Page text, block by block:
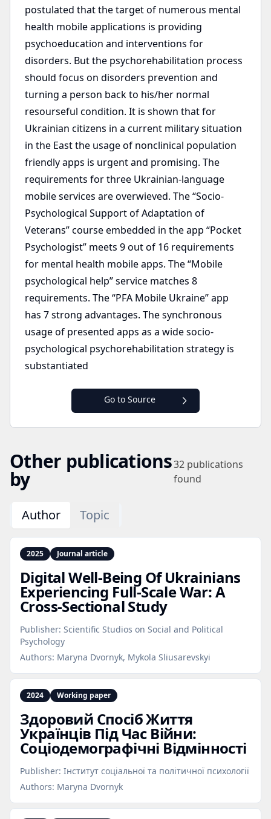
postulated that the target of numerous mental
health mobile applications is providing
psychoeducation and interventions for
disorders. But the psychorehabilitation process
should focus on disorders prevention and
turning a person back to his/her normal
resourseful condition. It is shown that for
Ukrainian citizens in a current military situation
in the East the usage of nonclinical population
friendly apps is urgent and promising. The
requirements for three Ukrainian-language
mobile services are overwieved. The “Socio-
Psychological Support of Adaptation of
Veterans” course embedded in the app “Pocket
Psychologist” meets 9 out of 16 requirements
for mental health mobile apps. The “Mobile
psychological help” service matches 8
requirements. The “PFA Mobile Ukraine” app
has 7 strong advantages. The synchronous
usage of presented apps as a wide socio-
psychological psychorehabilitation strategy is
substantiated
Go to Source
Other publications
by
32 publications
found
Author Topic
2025 Journal article
Digital Well‑Being Of Ukrainians
Experiencing Full‑Scale War: A
Cross‑Sectional Study
Publisher: Scientific Studios on Social and Political
Psychology
Authors: Maryna Dvornyk, Mykola Sliusarevskyi
2024 Working paper
Здоровий Спосіб Життя
Українців Під Час Війни:
Соціодемографічні Відмінності
Publisher: Інститут соціальної та політичної психології
Authors: Maryna Dvornyk